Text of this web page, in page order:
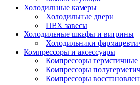
Холодильные камеры
Холодильные двери
ПВХ завесы
Холодильные шкафы и витрины
Холодильники
Компрессоры и аксессуары
Компрессоры герметичные
Компрессоры
Компрессоры